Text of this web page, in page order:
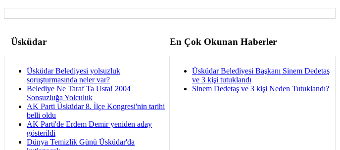
Üsküdar En Çok Okunan Haberler
Üsküdar Belediyesi yolsuzluk
soruşturmasında neler var?
Belediye Ne Taraf Ta Usta! 2004
Sonsuzluğa Yolculuk
AK Parti Üsküdar 8. İlçe Kongresi'nin tarihi
belli oldu
AK Parti'de Erdem Demir yeniden aday
gösterildi
Dünya Temizlik Günü Üsküdar'da
Üsküdar Belediyesi Başkanı Sinem Dedetaş
ve 3 kişi tutuklandı
Sinem Dedetaş ve 3 kişi Neden Tutuklandı?